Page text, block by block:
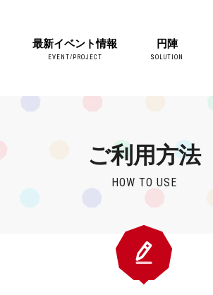
最新イベント情報
EVENT/PROJECT
円陣
SOLUTION
ご利用方法
HOW TO USE